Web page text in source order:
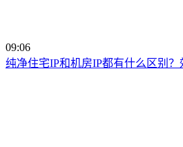
09:06
纯净住宅IP和机房IP都有什么区别？